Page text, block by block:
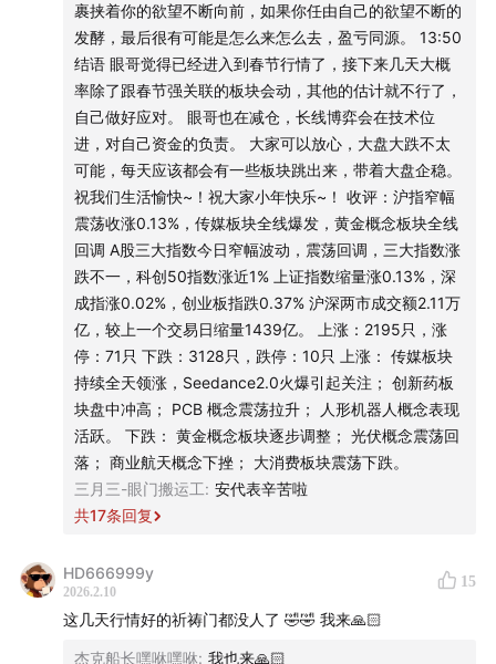
5、周一周二预判正确，周三至周五应该不会出意外。
6、短线的春节行情博弈，其他板块可能会全面进入阴跌状
态。
04:42
个人操作
1、光纤：三个
① 长飞：1月21日建仓，没想到短时间内翻番，止盈，本金
已经全部取出，利润做剩下的博弈。
做好事有福报，会继续救助流浪猫，继续录节目。
② 下午继续止盈，眼哥觉得光纤可能会震荡一下。
建议大家：有水平做一下T，没水平的干脆先止盈。
2、其他方向做了减仓。适当止盈，资金回笼。
除了博弈春节的外，其他方向很有可能进入阴跌，每天跌
1%~2%，或者盘中跌3%，最后在拉回-1%，原因是缺少资金
关注，自然会下跌，下滑到120分钟级别的关键技术点支撑
位，可能才会有庄少量承接。
力方向。
虽然看好电影，但因为对仓位要求严格，布局其他方向，就
裹挟着你的欲望不断向前，如果你任由自己的欲望不断的
发酵，最后很有可能是怎么来怎么去，盈亏同源。 13:50
结语 眼哥觉得已经进入到春节行情了，接下来几天大概
率除了跟春节强关联的板块会动，其他的估计就不行了，
自己做好应对。 眼哥也在减仓，长线博弈会在技术位
进，对自己资金的负责。 大家可以放心，大盘大跌不太
可能，每天应该都会有一些板块跳出来，带着大盘企稳。
祝我们生活愉快~！祝大家小年快乐~！ 收评：沪指窄幅
震荡收涨0.13%，传媒板块全线爆发，黄金概念板块全线
回调 A股三大指数今日窄幅波动，震荡回调，三大指数涨
跌不一，科创50指数涨近1% 上证指数缩量涨0.13%，深
成指涨0.02%，创业板指跌0.37% 沪深两市成交额2.11万
亿，较上一个交易日缩量1439亿。 上涨：2195只，涨
停：71只 下跌：3128只，跌停：10只 上涨： 传媒板块
持续全天领涨，Seedance2.0火爆引起关注； 创新药板
块盘中冲高； PCB 概念震荡拉升； 人形机器人概念表现
活跃。 下跌： 黄金概念板块逐步调整； 光伏概念震荡回
落； 商业航天概念下挫； 大消费板块震荡下跌。
三月三-眼门搬运工: 安代表辛苦啦
共17条回复
HD666999y
2026.2.10
15
这几天行情好的祈祷门都没人了 🤣🤣 我来🙏🏻
杰克船长嘿咻嘿咻: 我也来🙏🏻